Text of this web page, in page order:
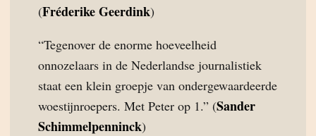
(Fréderike Geerdink)
“Tegenover de enorme hoeveelheid
onnozelaars in de Nederlandse journalistiek
staat een klein groepje van ondergewaardeerde
woestijnroepers. Met Peter op 1.” (Sander
Schimmelpenninck)